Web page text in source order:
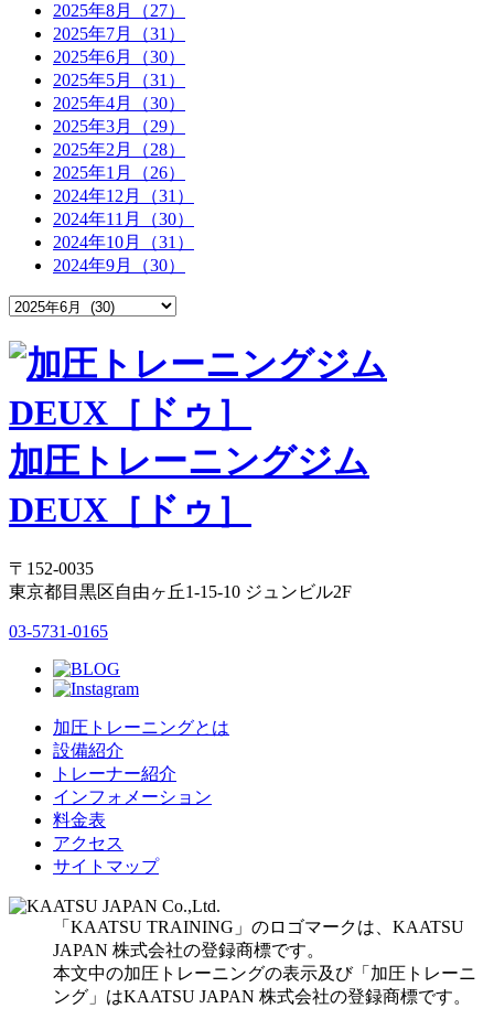
2025年8月（27）
2025年7月（31）
2025年6月（30）
2025年5月（31）
2025年4月（30）
2025年3月（29）
2025年2月（28）
2025年1月（26）
2024年12月（31）
2024年11月（30）
2024年10月（31）
2024年9月（30）
加圧トレーニングジム
DEUX［ドゥ］
〒152-0035
東京都目黒区自由ヶ丘1-15-10 ジュンビル2F
03-5731-0165
加圧トレーニングとは
設備紹介
トレーナー紹介
インフォメーション
料金表
アクセス
サイトマップ
「KAATSU TRAINING」のロゴマークは、KAATSU
JAPAN 株式会社の登録商標です。
本文中の加圧トレーニングの表示及び「加圧トレーニ
ング」はKAATSU JAPAN 株式会社の登録商標です。